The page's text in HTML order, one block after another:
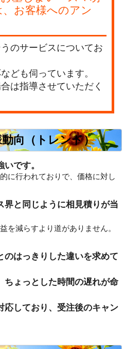
お客様へのアン
のサービスについてお
ども伺っています。
は指導させていただく
向（トレンド）
です。
に行われておりで、価格に対し
界と同じように相見積りが当
を減らすより道がありません。
のはっきりした違いを求めて
ちょっとした時間の遅れが命
応しており、受注後のキャン